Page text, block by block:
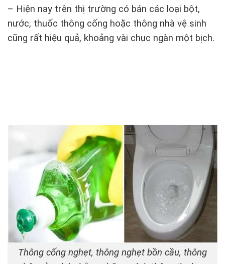
– Hiện nay trên thị trường có bán các loại bột,
nước, thuốc thông cống hoặc thông nhà vệ sinh
cũng rất hiệu quả, khoảng vài chục ngàn một bịch.
Thông cống nghẹt, thông nghẹt bồn cầu, thông